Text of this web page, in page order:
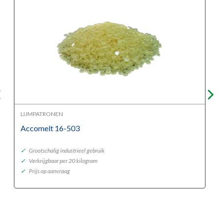
LIJMPATRONEN
Accomelt 16-503
✓ Grootschalig industrieel gebruik
✓ Verkrijgbaar per 20 kilogram
✓ Prijs op aanvraag